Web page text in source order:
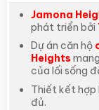
Jamona
phát triển bởi
Dự án căn hộ
Heights
của lối sống
Thiết kết hợp
đủ.